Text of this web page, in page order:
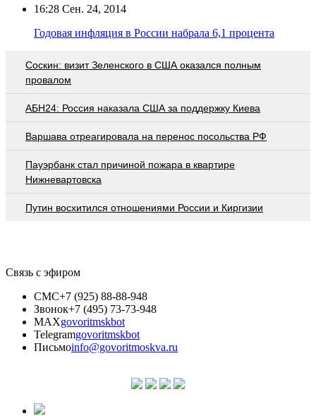
16:28 Сен. 24, 2014
Годовая инфляция в России набрала 6,1 процента
Соскин: визит Зеленского в США оказался полным
провалом
АБН24: Россия наказала США за поддержку Киева
Варшава отреагировала на перенос посольства РФ
Пауэрбанк стал причиной пожара в квартире
Нижневартовска
Путин восхитился отношениями России и Киргизии
Связь с эфиром
СМС+7 (925) 88-88-948
Звонок+7 (495) 73-73-948
MAXgovoritmskbot
Telegramgovoritmskbot
Письмоinfo@govoritmoskva.ru